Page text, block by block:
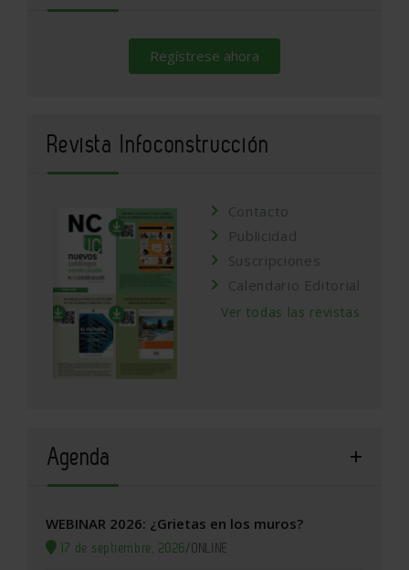
Regístrese ahora
Revista Infoconstrucción
Contacto
Publicidad
Suscripciones
Calendario Editorial
Ver todas las revistas
Agenda
WEBINAR 2026: ¿Grietas en los muros?
17 de septiembre, 2026/ONLINE